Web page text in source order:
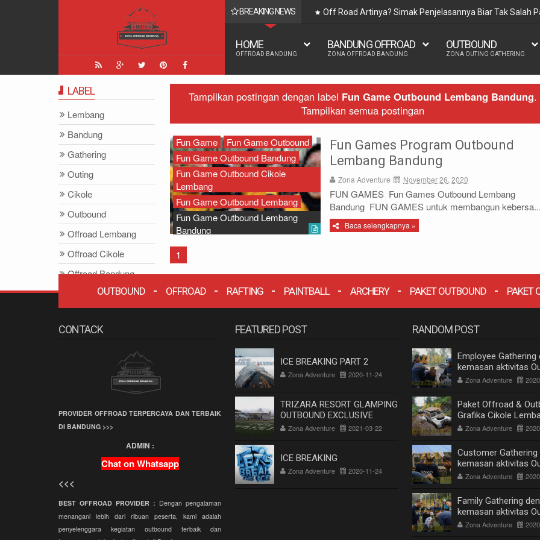
BREAKING NEWS
Yang Paling Seru - Zona Adventure Indonesia Off Road Artinya? Simak Penjelasannya Biar Tak Salah
HOME
OFFROAD BANDUNG
BANDUNG OFFROAD
ZONA OFFROAD BANDUNG
OUTBOUND
ZONA OUTING GATHERING
Tampilkan postingan dengan label Fun Game Outbound Lembang Bandung.
Tampilkan semua postingan
Fun Games Program Outbound
Lembang Bandung
Zona Adventure November 26, 2020
FUN GAMES Fun Games Outbound Lembang
Bandung FUN GAMES untuk membangun kebersa...
Baca selengkapnya »
Fun Game
Fun Game Outbound
Fun Game Outbound Bandung
Fun Game Outbound Cikole
Lembang
Fun Game Outbound Lembang
Fun Game Outbound Lembang
Bandung
Fun Games Program Outbound
Lembang Bandung
1
LABEL
Lembang
Bandung
Gathering
Outing
Cikole
Outbound
Offroad Lembang
Offroad Cikole
Offroad Bandung
Terminal Wisata
Employee Gathering
Company Gathering
Team Building
Offroad Amazing
Wisata Bandung
Offroad
Paintball
Paket Offroad
Bandung
OUTBOUND OFFROAD RAFTING PAINTBALL ARCHERY PAKET OUTBOUND PAKET
CONTACK
PROVIDER OFFROAD TERPERCAYA DAN TERBAIK
DI BANDUNG >>>
ADMIN :
Chat on Whatsapp
<<<
BEST OFFROAD PROVIDER : Dengan pengalaman
menangani lebih dari ribuan peserta, kami adalah
penyelenggara kegiatan outbound terbaik dan
FEATURED POST
ICE BREAKING PART 2
Zona Adventure 2020-11-24
TRIZARA RESORT GLAMPING
OUTBOUND EXCLUSIVE
Zona Adventure 2021-03-22
ICE BREAKING
Zona Adventure 2020-11-24
RANDOM POST
Employee Gathering
kemasan aktivitas
di Lembang Bandung
Zona Adventure
Paket Offroad &
Grafika Cikole
Bandung
Zona Adventure
Customer Gathering
kemasan aktivitas
di Lembang Bandung
Zona Adventure
Family Gathering
kemasan aktivitas
di Lembang Bandung
Zona Adventure